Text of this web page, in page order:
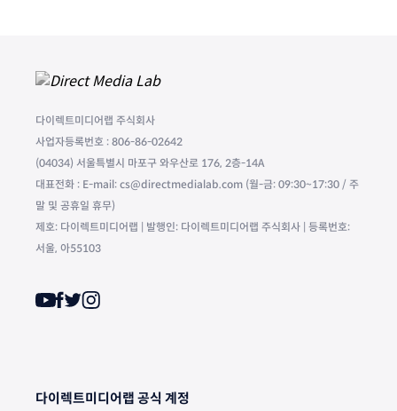
다이렉트미디어랩 주식회사
사업자등록번호 : 806-86-02642
(04034) 서울특별시 마포구 와우산로 176, 2층-14A
대표전화 : E-mail: cs@directmedialab.com (월-금: 09:30~17:30 / 주
말 및 공휴일 휴무)
제호: 다이렉트미디어랩 | 발행인: 다이렉트미디어랩 주식회사 | 등록번호:
서울, 아55103
다이렉트미디어랩 공식 계정